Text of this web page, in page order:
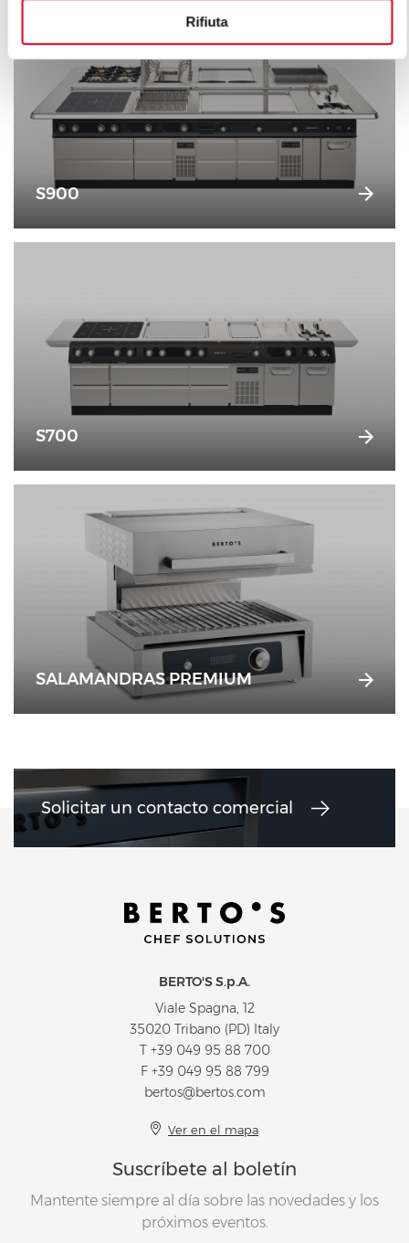
Rifiuta
S900
S700
SALAMANDRAS PREMIUM
Solicitar un contacto comercial
BERTO'S S.p.A.
Viale Spagna, 12
35020 Tribano (PD) Italy
T +39 049 95 88 700
F +39 049 95 88 799
bertos@bertos.com
Ver en el mapa
Suscríbete al boletín
Mantente siempre al día sobre las novedades y los
próximos eventos.